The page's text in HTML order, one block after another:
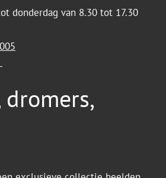
donderdag van 8.30 tot 17.30
dromers,